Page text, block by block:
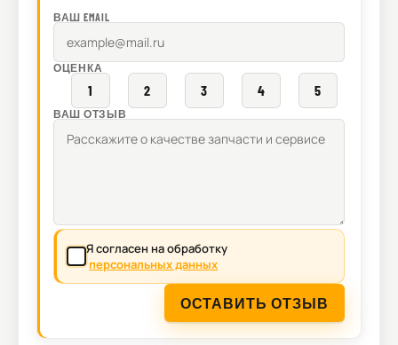
ВАШ EMAIL
ОЦЕНКА
1 2 3 4 5
ВАШ ОТЗЫВ
Я согласен на обработку
персональных данных
ОСТАВИТЬ ОТЗЫВ